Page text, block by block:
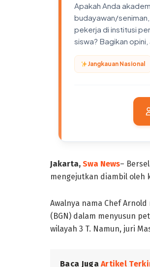
Apakah Anda
budayawan/
pekerja di institusi
siswa? Bagikan
Jangkauan Nasional
Jakarta, Swa News–
mengejutkan diambil oleh
Awalnya nama Chef
(BGN) dalam menyusun
wilayah 3 T. Namun, juri
Baca Juga Artikel